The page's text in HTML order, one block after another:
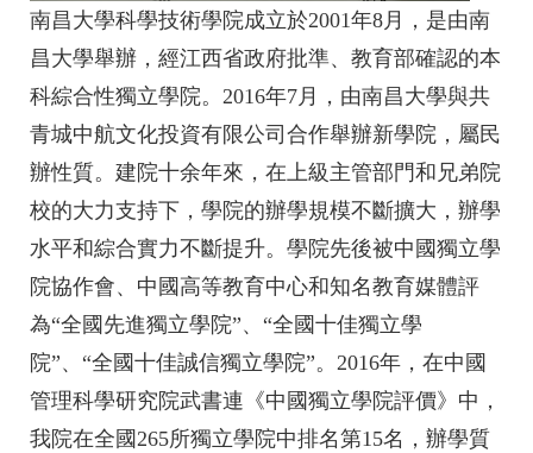
南昌大學科學技術學院成立於2001年8月，是由南
昌大學舉辦，經江西省政府批準、教育部確認的本
科綜合性獨立學院。2016年7月，由南昌大學與共
青城中航文化投資有限公司合作舉辦新學院，屬民
辦性質。建院十余年來，在上級主管部門和兄弟院
校的大力支持下，學院的辦學規模不斷擴大，辦學
水平和綜合實力不斷提升。學院先後被中國獨立學
院協作會、中國高等教育中心和知名教育媒體評
為“全國先進獨立學院”、“全國十佳獨立學
院”、“全國十佳誠信獨立學院”。2016年，在中國
管理科學研究院武書連《中國獨立學院評價》中，
我院在全國265所獨立學院中排名第15名，辦學質